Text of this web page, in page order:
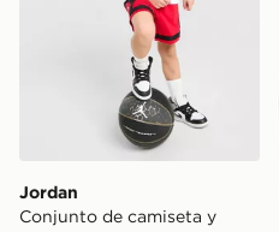
Jordan
Conjunto de camiseta y